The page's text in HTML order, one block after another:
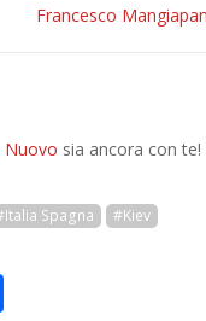
Francesco
Nuovo sia ancora con te!
Spagna
#Kiev